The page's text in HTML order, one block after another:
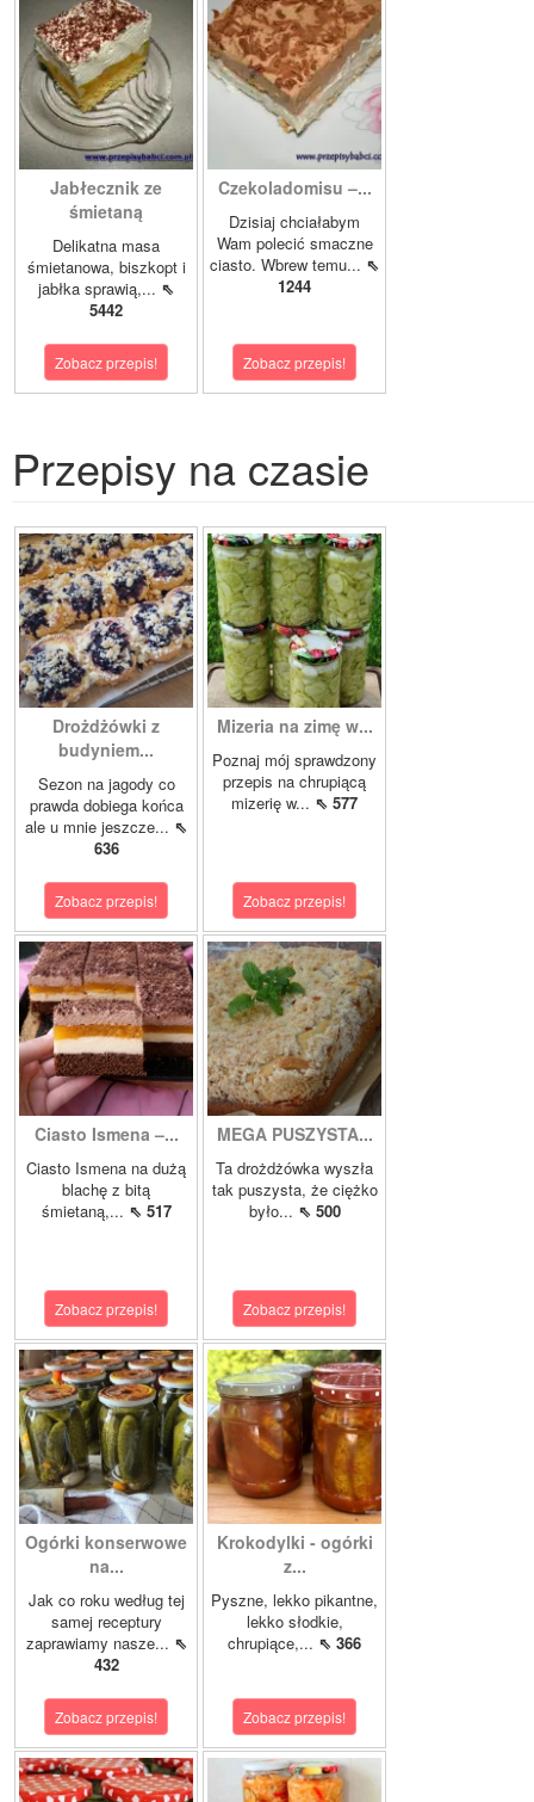
Jabłecznik ze
śmietaną
Delikatna masa
śmietanowa, biszkopt i
jabłka sprawią,... ⇖
5442
Zobacz przepis!
Czekoladomisu –...
Dzisiaj chciałabym
Wam polecić smaczne
ciasto. Wbrew temu... ⇖
1244
Zobacz przepis!
Przepisy na czasie
Drożdżówki z
budyniem...
Sezon na jagody co
prawda dobiega końca
ale u mnie jeszcze... ⇖
636
Zobacz przepis!
Mizeria na zimę w...
Poznaj mój sprawdzony
przepis na chrupiącą
mizerię w... ⇖ 577
Zobacz przepis!
Ciasto Ismena –...
Ciasto Ismena na dużą
blachę z bitą
śmietaną,... ⇖ 517
Zobacz przepis!
MEGA PUSZYSTA...
Ta drożdżówka wyszła
tak puszysta, że ciężko
było... ⇖ 500
Zobacz przepis!
Ogórki konserwowe
na...
Jak co roku według tej
samej receptury
zaprawiamy nasze... ⇖
432
Zobacz przepis!
Krokodylki - ogórki
z...
Pyszne, lekko pikantne,
lekko słodkie,
chrupiące,... ⇖ 366
Zobacz przepis!